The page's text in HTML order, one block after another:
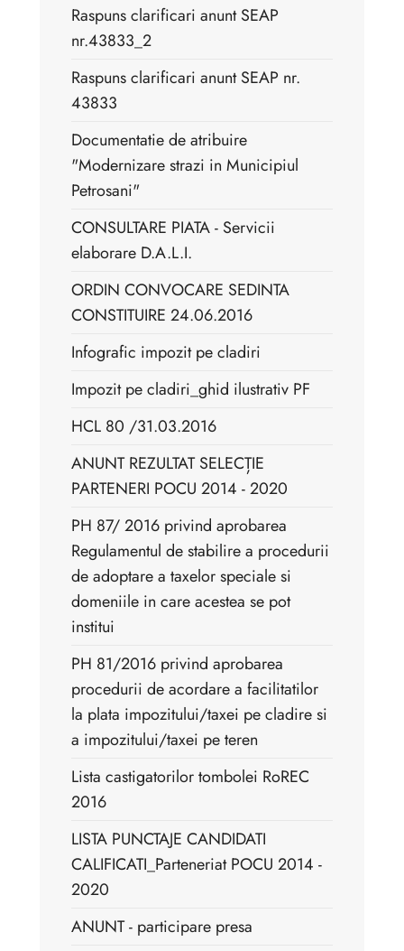
Raspuns clarificari anunt SEAP
nr.43833_2
Raspuns clarificari anunt SEAP nr.
43833
Documentatie de atribuire
"Modernizare strazi in Municipiul
Petrosani"
CONSULTARE PIATA - Servicii
elaborare D.A.L.I.
ORDIN CONVOCARE SEDINTA
CONSTITUIRE 24.06.2016
Infografic impozit pe cladiri
Impozit pe cladiri_ghid ilustrativ PF
HCL 80 /31.03.2016
ANUNT REZULTAT SELECȚIE
PARTENERI POCU 2014 - 2020
PH 87/ 2016 privind aprobarea
Regulamentul de stabilire a procedurii
de adoptare a taxelor speciale si
domeniile in care acestea se pot
institui
PH 81/2016 privind aprobarea
procedurii de acordare a facilitatilor
la plata impozitului/taxei pe cladire si
a impozitului/taxei pe teren
Lista castigatorilor tombolei RoREC
2016
LISTA PUNCTAJE CANDIDATI
CALIFICATI_Parteneriat POCU 2014 -
2020
ANUNT - participare presa